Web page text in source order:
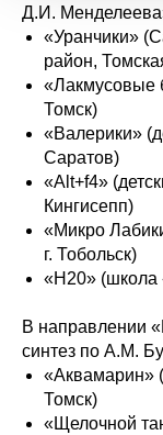
Д.И.
«Уранчики»
район,
«Лакмусовые
Томск)
«Валерики»
Саратов)
«Alt+f4»
Кингисепп)
«Микро
г. Тобольск)
«H20» (школа
В направлении
синтез по А.М.
«Аквамарин»
Томск)
«Щелочной